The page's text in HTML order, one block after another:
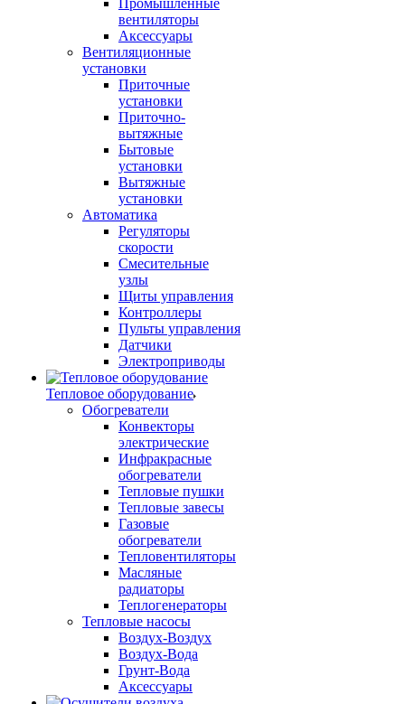
Промышленные
вентиляторы
Аксессуары
Вентиляционные
установки
Приточные
установки
Приточно-
вытяжные
Бытовые
установки
Вытяжные
установки
Автоматика
Регуляторы
скорости
Смесительные
узлы
Щиты управления
Контроллеры
Пульты управления
Датчики
Электроприводы
Тепловое оборудование
Обогреватели
Конвекторы
электрические
Инфракрасные
обогреватели
Тепловые пушки
Тепловые завесы
Газовые
обогреватели
Тепловентиляторы
Масляные
радиаторы
Теплогенераторы
Тепловые насосы
Воздух-Воздух
Воздух-Вода
Грунт-Вода
Аксессуары